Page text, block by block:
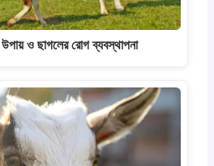
ও ছাগলের রোগ ব্যবস্থাপনা